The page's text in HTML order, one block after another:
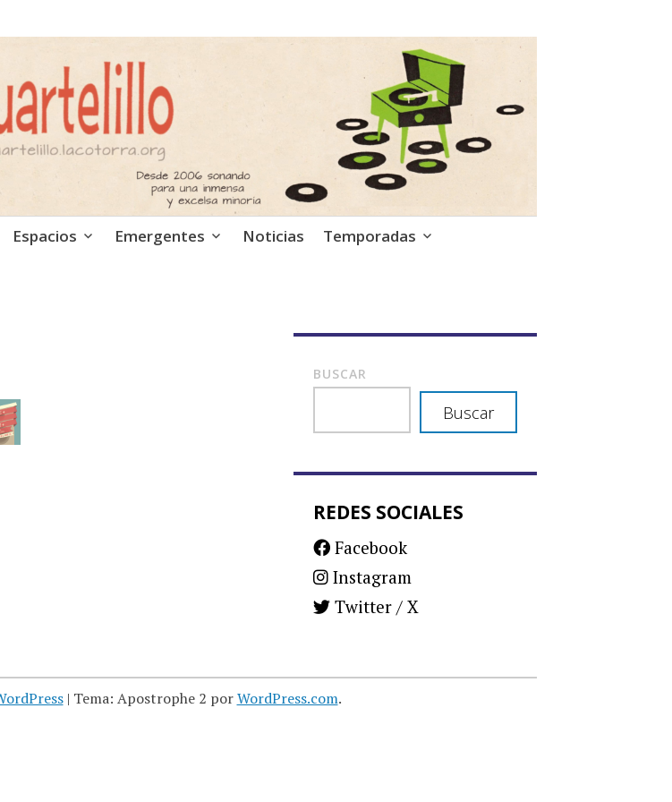
Podcast
Espacios Emergentes Noticias Temporadas
BUSCAR
Buscar
REDES SOCIALES
Facebook
Instagram
Twitter / X
| Tema: Apostrophe 2 porWordPress.com.